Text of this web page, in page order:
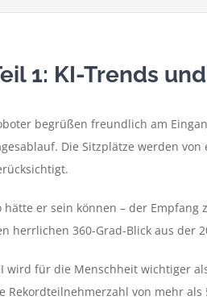
1: KI-Trends
begrüßen freundlich am
Die Sitzplätze werden
hätte er sein können – der Empfang
herrlichen 360-Grad-Blick aus der
wird für die Menschheit wichtiger
Rekordteilnehmerzahl von mehr